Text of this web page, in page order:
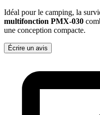
Idéal pour le camping, la
multifonction PMX-030
une conception compacte.
Écrire un avis